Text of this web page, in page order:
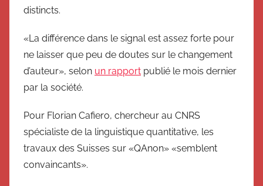
distincts.
«La différence dans le signal est assez forte pour
ne laisser que peu de doutes sur le changement
d’auteur», selon un rapport publié le mois dernier
par la société.
Pour Florian Cafiero, chercheur au CNRS
spécialiste de la linguistique quantitative, les
travaux des Suisses sur «QAnon» «semblent
convaincants».